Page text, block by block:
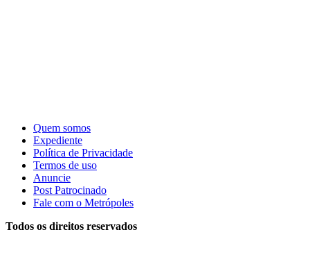
Quem somos
Expediente
Política de Privacidade
Termos de uso
Anuncie
Post Patrocinado
Fale com o Metrópoles
Todos os direitos reservados